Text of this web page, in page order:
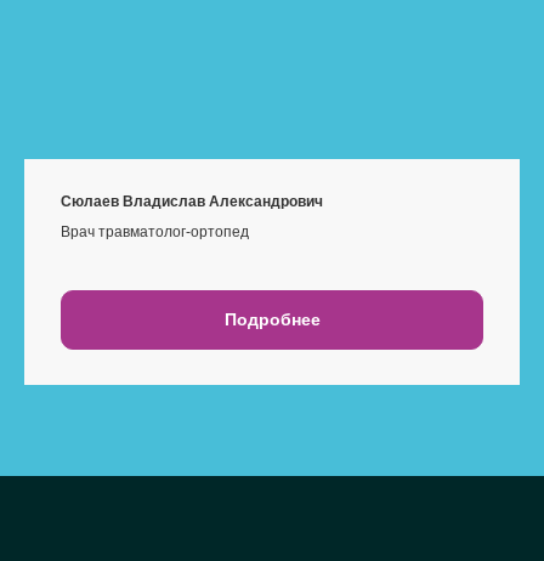
Сюлаев Владислав Александрович
Врач травматолог-ортопед
Подробнее